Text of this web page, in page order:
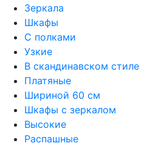
Зеркала
Шкафы
С полками
Узкие
В скандинавском стиле
Платяные
Шириной 60 см
Шкафы с зеркалом
Высокие
Распашные